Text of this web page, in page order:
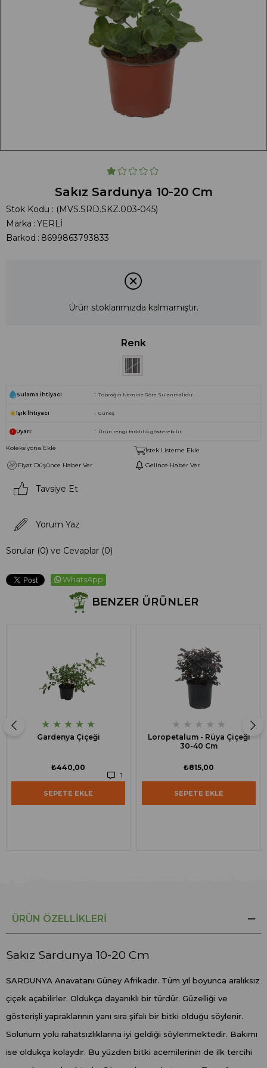
Sakız Sardunya 10-20 Cm
Stok Kodu
(MVS.SRD.SKZ.003-045)
Marka : YERLİ
Barkod : 8699863793833
Ürün stoklarımızda kalmamıştır.
Renk
Sulama İhtiyacı Toprağın Nemine Göre Sulanmalıdır.
Işık İhtiyacı Güneş
Uyarı: Ürün rengi farklılık gösterebilir.
Koleksiyona Ekle
İstek Listeme Ekle
Fiyat Düşünce Haber Ver
Gelince Haber Ver
Tavsiye Et
Yorum Yaz
Sorular (0) ve Cevaplar (0)
WhatsApp
BENZER ÜRÜNLER
★ ★ ★ ★ ★
Gardenya Çiçeği
1
₺440,00
SEPETE EKLE
★ ★ ★ ★ ★
Loropetalum - Rüya Çiçeği
30-40 Cm
₺815,00
SEPETE EKLE
ÜRÜN ÖZELLIKLERI
Sakız Sardunya 10-20 Cm
SARDUNYA Anavatanı Güney Afrikadır. Tüm yıl boyunca aralıksız
çiçek açabilirler. Oldukça dayanıklı bir türdür. Güzelliği ve
gösterişli yapraklarının yanı sıra şifalı bir bitki olduğu söylenir.
Solunum yolu rahatsızlıklarına iyi geldiği söylenmektedir. Bakımı
ise oldukça kolaydır. Bu yüzden bitki acemilerinin de ilk tercihi